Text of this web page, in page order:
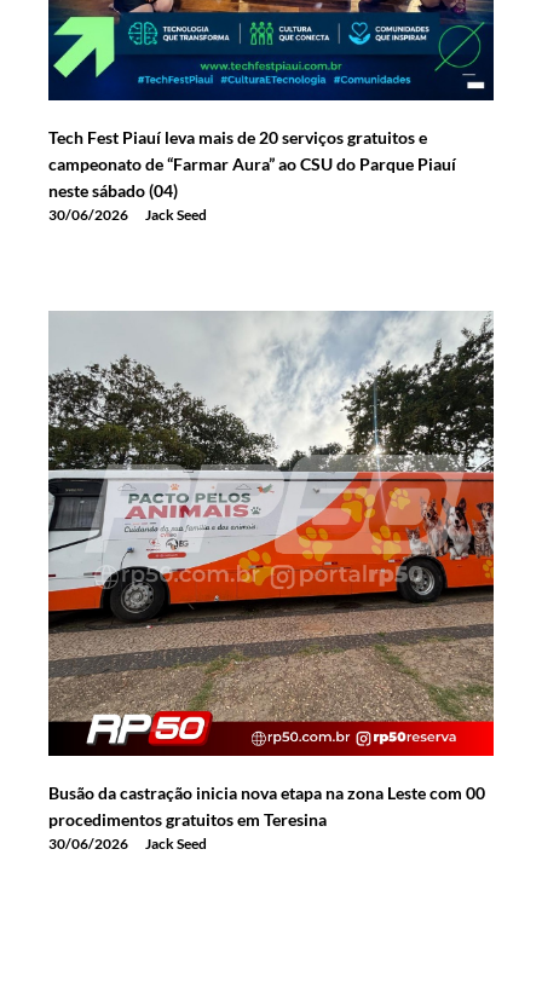
Tech Fest Piauí leva mais de 20 serviços gratuitos e
campeonato de “Farmar Aura” ao CSU do Parque Piauí
neste sábado (04)
30/06/2026 Jack Seed
Busão da castração inicia nova etapa na zona Leste com 00
procedimentos gratuitos em Teresina
30/06/2026 Jack Seed